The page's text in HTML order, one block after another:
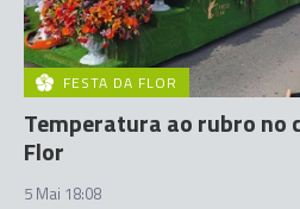
FESTA DA FLOR
Temperatura ao rubro no
Flor
5 Mai 18:08